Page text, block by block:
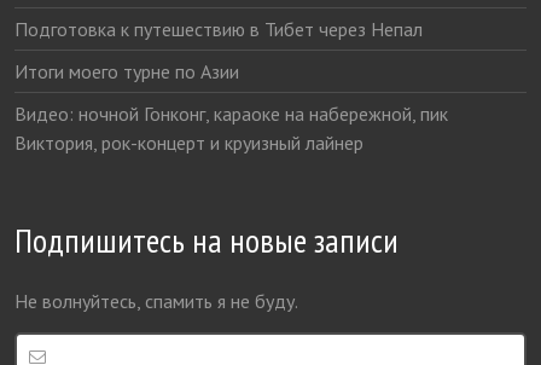
Подготовка к путешествию в Тибет через Непал
Итоги моего турне по Азии
Видео: ночной Гонконг, караоке на набережной, пик
Виктория, рок-концерт и круизный лайнер
Подпишитесь на новые записи
Не волнуйтесь, спамить я не буду.